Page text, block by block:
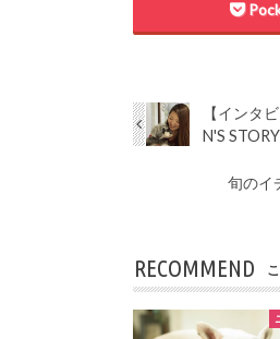
【インタ
N'S STORY
旬のイ
RECOMMEND